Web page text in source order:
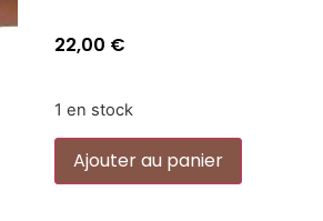
22,00 €
1 en stock
Ajouter au panier